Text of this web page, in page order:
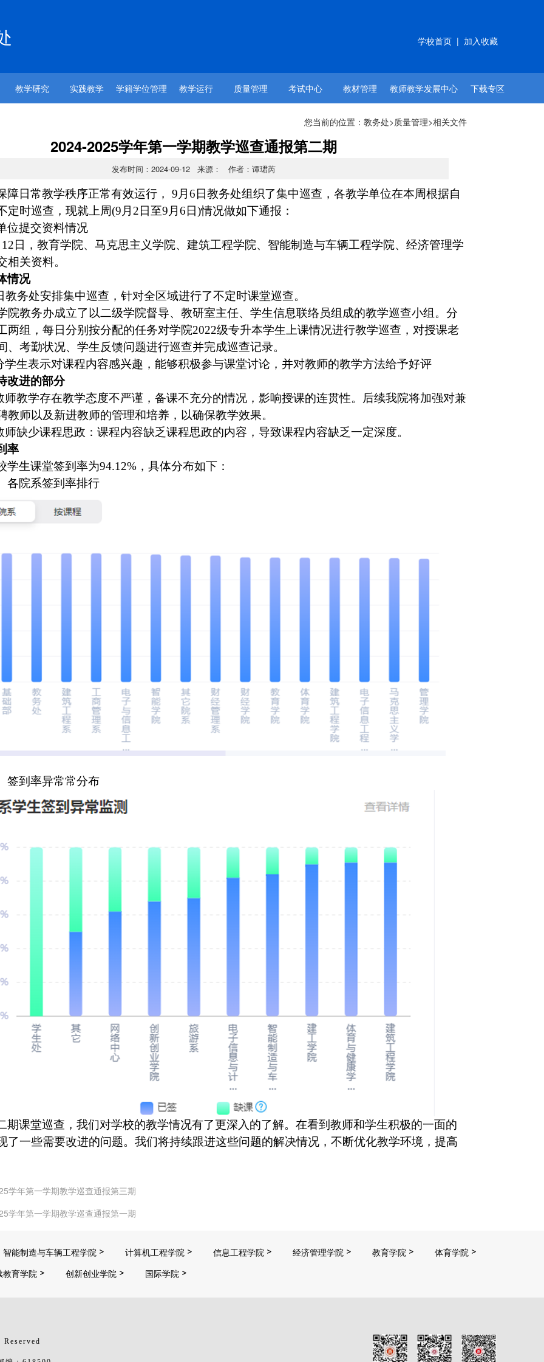
学校首页 | 加入收藏
教学研究 实践教学 学籍学位管理 教学运行 质量管理 考试中心 教材管理 教师教学发展中心 下载专区
您当前的位置： 教务处>质量管理>相关文件
2024-2025学年第一学期教学巡查通报第二期
发布时间：2024-09-12 来源： 作者：谭珺芮
障日常教学秩序正常有效运行，9 月6 日教务处组织了集中巡查，各教学单位在本周根据自
定时巡查，现就上周(9 月 2 日至9 月 6 日)情况做如下通报：
位提交资料情况
12 日，教育学院、马克思主义学院、建筑工程学院、智能制造与车辆工程学院、经济管理学
相关资料。
情况
教务处安排集中巡查，针对全区域进行了不定时课堂巡查。
院教务办成立了以二级学院督导、教研室主任、学生信息联络员组成的教学巡查小组。分
两组，每日分别按分配的任务对学院2022级专升本学生上课情况进行教学巡查，对授课老
、考勤状况、学生反馈问题进行巡查并完成巡查记录。
学生表示对课程内容感兴趣，能够积极参与课堂讨论，并对教师的教学方法给予好评
改进的部分
师教学存在教学态度不严谨，备课不充分的情况，影响授课的连贯性。后续我院将加强对兼
教师以及新进教师的管理和培养，以确保教学效果。
师缺少课程思政：课程内容缺乏课程思政的内容，导致课程内容缺乏一定深度。
率
学生课堂签到率为94.12% ，具体分布如下：
各院系签到率排行
签到率异常常分布
期课堂巡查，我们对学校的教学情况有了更深入的了解。在看到教师和学生积极的一面的
了一些需要改进的问题。我们将持续跟进这些问题的解决情况，不断优化教学环境，提高
学年第一学期教学巡查通报第三期
学年第一学期教学巡查通报第一期
智能制造与车辆工程学院 计算机工程学院 信息工程学院 经济管理学院 教育学院
体育学院
教育学院
创新创业学院 国际学院